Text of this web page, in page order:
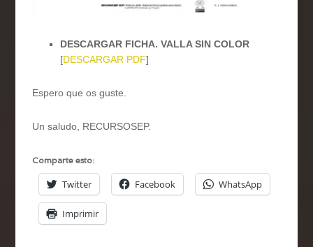
DESCARGAR FICHA. VALLA SIN COLOR
[DESCARGAR PDF]
Espero que os guste.
Un saludo, RECURSOSEP.
Comparte esto:
Twitter Facebook WhatsApp
Imprimir